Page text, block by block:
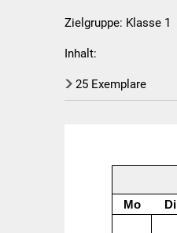
Mumie
Zielgruppe: Klasse 1
Inhalt:
25 Exemplare
Mo Di